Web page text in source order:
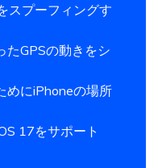
スプーフィングす
たGPSの動きをシ
めにiPhoneの場所
17をサポート